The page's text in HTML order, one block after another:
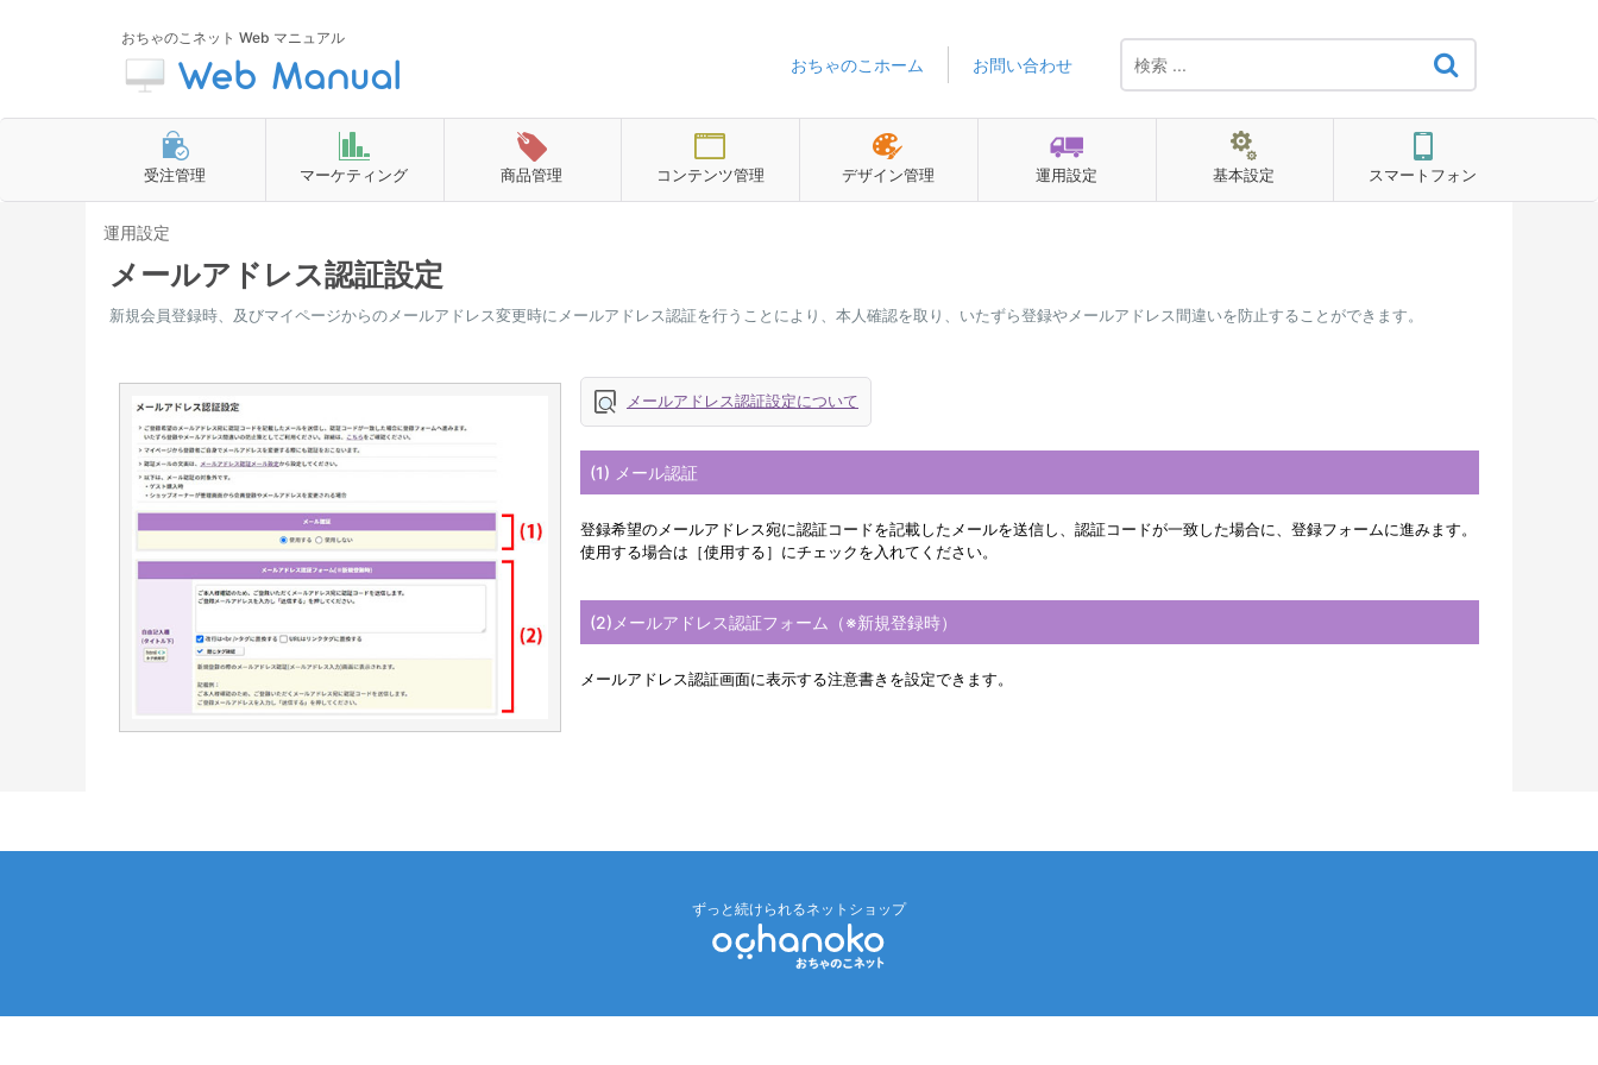
おちゃのこネット Web マニュアル
おちゃのこホーム お問い合わせ
受注管理 マーケティング 商品管理 コンテンツ管理 デザイン管理 運用設定 基本設定 スマートフォン
運用設定
メールアドレス認証設定
新規会員登録時、及びマイページからのメールアドレス変更時にメールアドレス認証を行うことにより、本人確認を取り、いたずら登録やメールアドレス間違いを防止することができます。
メールアドレス認証設定について
(1) メール認証
登録希望のメールアドレス宛に認証コードを記載したメールを送信し、認証コードが一致した場合に、登録フォームに進みます。
使用する場合は［使用する］にチェックを入れてください。
(2)メールアドレス認証フォーム（※新規登録時）
メールアドレス認証画面に表示する注意書きを設定できます。
ずっと続けられるネットショップ